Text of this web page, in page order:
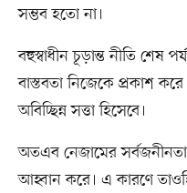
সম্ভব হতো না।
বহুস্বাধীন চূড়ান্ত নীতি শেষ
বাস্তবতা নিজেকে প্রকাশ
অবিচ্ছিন্ন সত্তা হিসেবে।
অতএব নেজামের
আহ্বান করে। এ কারণে